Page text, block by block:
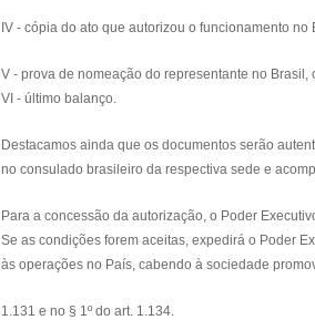
IV - cópia do ato que autorizou o funcionamento
V - prova de nomeação do representante no
VI - último balanço.
Destacamos ainda que os documentos serão
no consulado brasileiro da respectiva sede e
Para a concessão da autorização, o Poder
Se as condições forem aceitas, expedirá o Poder
às operações no País, cabendo à sociedade
1.131 e no § 1º do art. 1.134.